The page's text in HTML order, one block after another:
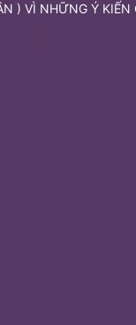
) VÌ NHỮNG Ý